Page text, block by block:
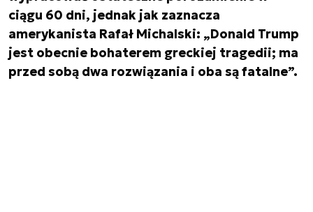
ciągu 60 dni, jednak jak zaznacza
amerykanista Rafał Michalski: „Donald Trump
jest obecnie bohaterem greckiej tragedii; ma
przed sobą dwa rozwiązania i oba są fatalne”.